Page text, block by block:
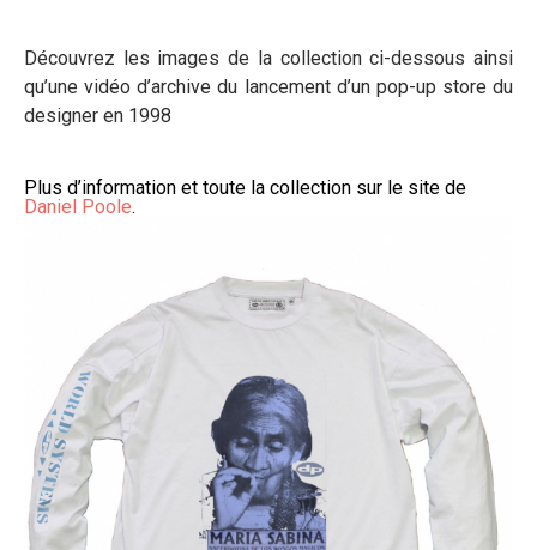
Découvrez les images de la collection ci-dessous ainsi
qu’une vidéo d’archive du lancement d’un pop-up store du
designer en 1998
Plus d’information et toute la collection sur le site de
Daniel Poole.